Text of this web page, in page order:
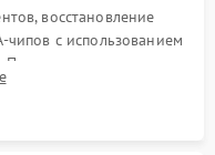
восстановление
с использованием
Прошивка микросхемы
портов USB